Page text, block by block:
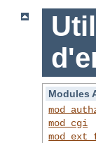
Modules
mod_cgi